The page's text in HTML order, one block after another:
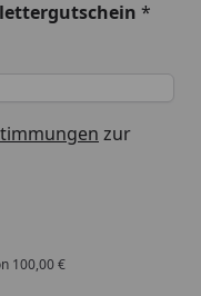
*
zur
100,00 €